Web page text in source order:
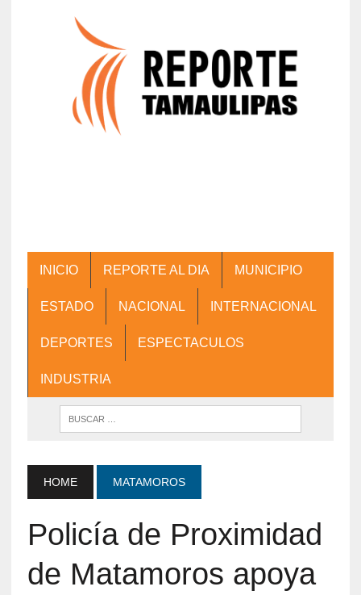
INICIO REPORTE AL DIA MUNICIPIO
ESTADO NACIONAL INTERNACIONAL
DEPORTES ESPECTACULOS
INDUSTRIA
HOME MATAMOROS
Policía de Proximidad
de Matamoros apoya